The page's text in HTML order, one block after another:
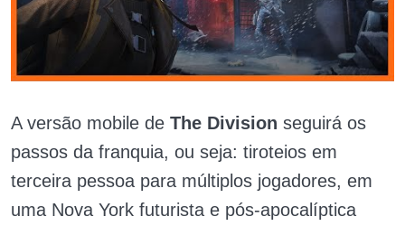
A versão mobile de The Division seguirá os
passos da franquia, ou seja: tiroteios em
terceira pessoa para múltiplos jogadores, em
uma Nova York futurista e pós-apocalíptica